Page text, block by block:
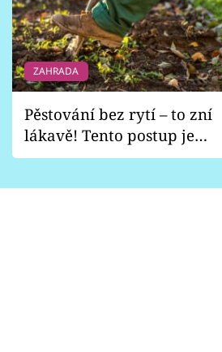
ZAHRADA
Pěstování bez rytí – to zní
lákavě! Tento postup je
vhodný jen pro některé